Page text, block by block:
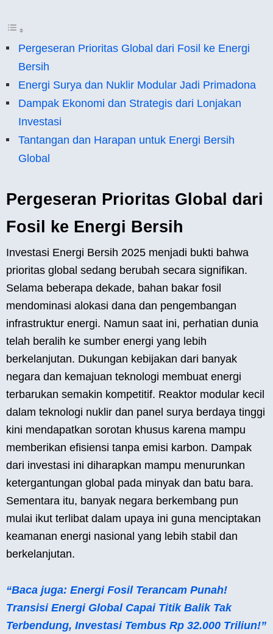
Pergeseran Prioritas Global dari Fosil ke Energi
Bersih
Energi Surya dan Nuklir Modular Jadi Primadona
Dampak Ekonomi dan Strategis dari Lonjakan
Investasi
Tantangan dan Harapan untuk Energi Bersih
Global
Pergeseran Prioritas Global dari
Fosil ke Energi Bersih
Investasi Energi Bersih 2025 menjadi bukti bahwa
prioritas global sedang berubah secara signifikan.
Selama beberapa dekade, bahan bakar fosil
mendominasi alokasi dana dan pengembangan
infrastruktur energi. Namun saat ini, perhatian dunia
telah beralih ke sumber energi yang lebih
berkelanjutan. Dukungan kebijakan dari banyak
negara dan kemajuan teknologi membuat energi
terbarukan semakin kompetitif. Reaktor modular kecil
dalam teknologi nuklir dan panel surya berdaya tinggi
kini mendapatkan sorotan khusus karena mampu
memberikan efisiensi tanpa emisi karbon. Dampak
dari investasi ini diharapkan mampu menurunkan
ketergantungan global pada minyak dan batu bara.
Sementara itu, banyak negara berkembang pun
mulai ikut terlibat dalam upaya ini guna menciptakan
keamanan energi nasional yang lebih stabil dan
berkelanjutan.
“Baca juga: Energi Fosil Terancam Punah!
Transisi Energi Global Capai Titik Balik Tak
Terbendung, Investasi Tembus Rp 32.000 Triliun!”